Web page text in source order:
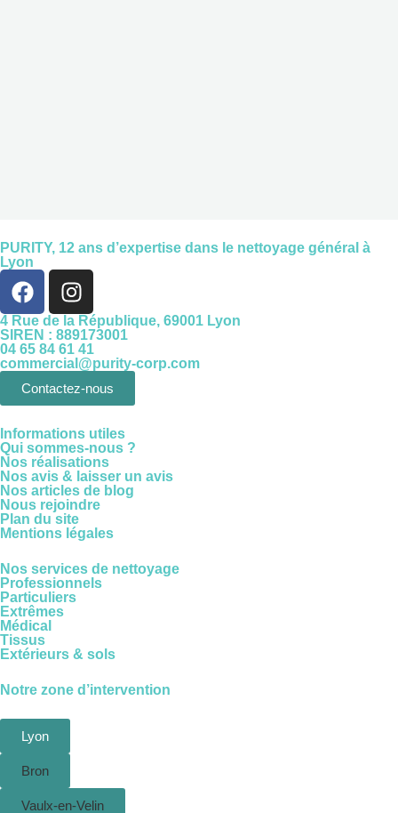
PURITY, 12 ans d’expertise dans le nettoyage général à
Lyon
4 Rue de la République, 69001 Lyon
SIREN : 889173001
04 65 84 61 41
commercial@purity-corp.com
Contactez-nous
Informations utiles
Qui sommes-nous ?
Nos réalisations
Nos avis & laisser un avis
Nos articles de blog
Nous rejoindre
Plan du site
Mentions légales
Nos services de nettoyage
Professionnels
Particuliers
Extrêmes
Médical
Tissus
Extérieurs & sols
Notre zone d’intervention
Lyon
Bron
Vaulx-en-Velin